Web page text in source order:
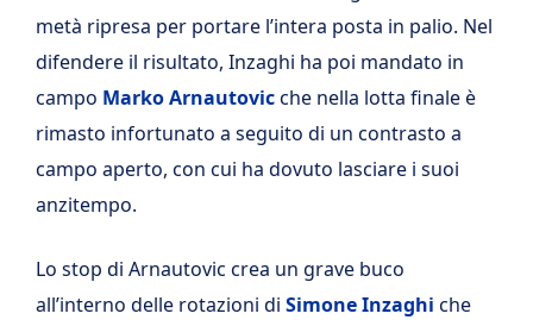
metà ripresa per portare l’intera posta in palio. Nel
difendere il risultato, Inzaghi ha poi mandato in
campo Marko Arnautovicche nella lotta finale è
rimasto infortunato a seguito di un contrasto a
campo aperto, con cui ha dovuto lasciare i suoi
anzitempo.
Lo stop di Arnautovic crea un grave buco
all’interno delle rotazioni di Simone Inzaghi che